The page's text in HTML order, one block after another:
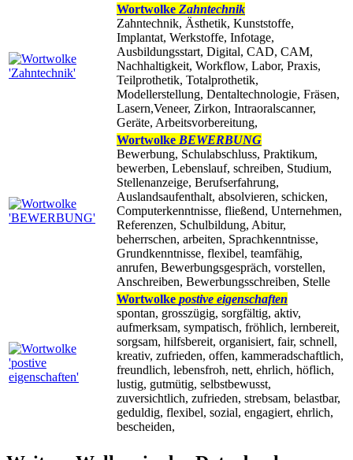
Wortwolke Zahntechnik
Zahntechnik, Ästhetik, Kunststoffe,
Implantat, Werkstoffe, Infotage,
Ausbildungsstart, Digital, CAD, CAM,
Nachhaltigkeit, Workflow, Labor, Praxis,
Teilprothetik, Totalprothetik,
Modellerstellung, Dentaltechnologie, Fräsen,
Lasern,Veneer, Zirkon, Intraoralscanner,
Geräte, Arbeitsvorbereitung,
Wortwolke BEWERBUNG
Bewerbung, Schulabschluss, Praktikum,
bewerben, Lebenslauf, schreiben, Studium,
Stellenanzeige, Berufserfahrung,
Auslandsaufenthalt, absolvieren, schicken,
Computerkenntnisse, fließend, Unternehmen,
Referenzen, Schulbildung, Abitur,
beherrschen, arbeiten, Sprachkenntnisse,
Grundkenntnisse, flexibel, teamfähig,
anrufen, Bewerbungsgespräch, vorstellen,
Anschreiben, Bewerbungsschreiben, Stelle
Wortwolke postive eigenschaften
spontan, grosszügig, sorgfältig, aktiv,
aufmerksam, sympatisch, fröhlich, lernbereit,
sorgsam, hilfsbereit, organisiert, fair, schnell,
kreativ, zufrieden, offen, kammeradschaftlich,
freundlich, lebensfroh, nett, ehrlich, höflich,
lustig, gutmütig, selbstbewusst,
zuversichtlich, zufrieden, strebsam, belastbar,
geduldig, flexibel, sozial, engagiert, ehrlich,
bescheiden,